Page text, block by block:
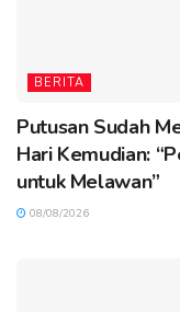
BERITA
Putusan Sudah
Hari Kemudian:
untuk Melawan”
08/08/2026